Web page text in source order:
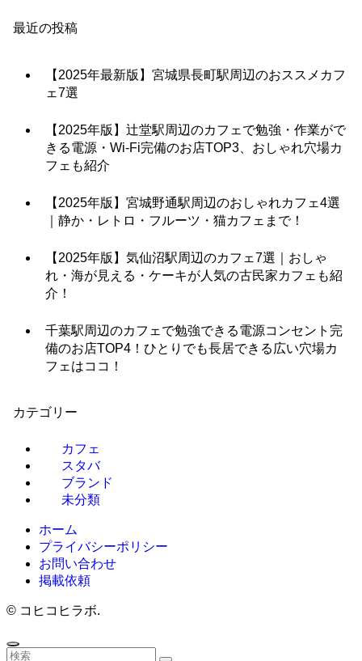
最近の投稿
【2025年最新版】宮城県長町駅周辺のおススメカフ
ェ7選
【2025年版】辻堂駅周辺のカフェで勉強・作業がで
きる電源・Wi-Fi完備のお店TOP3、おしゃれ穴場カ
フェも紹介
【2025年版】宮城野通駅周辺のおしゃれカフェ4選
｜静か・レトロ・フルーツ・猫カフェまで！
【2025年版】気仙沼駅周辺のカフェ7選｜おしゃ
れ・海が見える・ケーキが人気の古民家カフェも紹
介！
千葉駅周辺のカフェで勉強できる電源コンセント完
備のお店TOP4！ひとりでも長居できる広い穴場カ
フェはココ！
カテゴリー
カフェ
スタバ
ブランド
未分類
ホーム
プライバシーポリシー
お問い合わせ
掲載依頼
© コヒコヒラボ.